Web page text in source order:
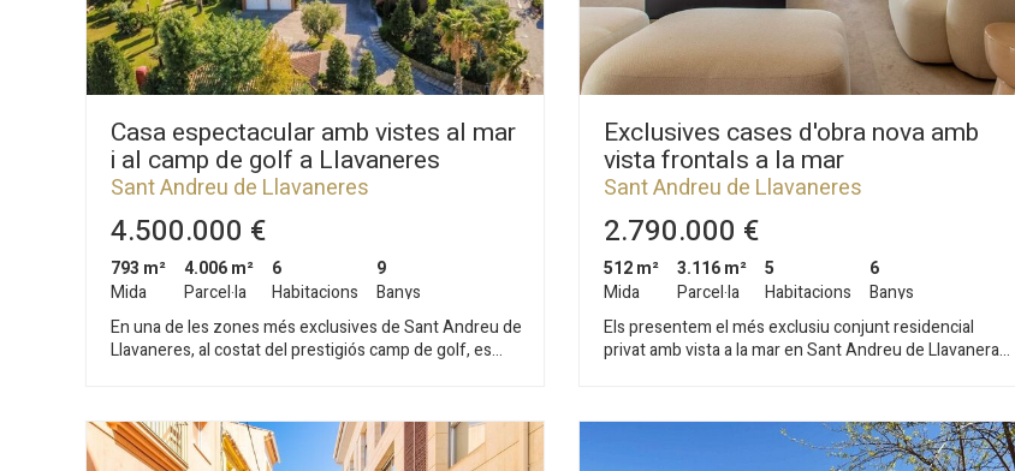
Casa espectacular amb vistes al mar
i al camp de golf a Llavaneres
Sant Andreu de Llavaneres
4.500.000 €
793 m²
Mida
4.006 m²
Parcel·la
6
Habitacions
9
Banys
En una de les zones més exclusives de Sant Andreu de
Llavaneres, al costat del prestigiós camp de golf, es
privacitat absoluta. Amb gairebé 800 m² de superfície,
la residència ofereix espai, llum i una arquitectura
dissenyada per ser gaudida. L'entrada, a través d'un
Exclusives cases d'obra nova amb
vista frontals a la mar
Sant Andreu de Llavaneres
2.790.000 €
512 m²
Mida
3.116 m²
Parcel·la
5
Habitacions
6
Banys
Els presentem el més exclusiu conjunt residencial
privat amb vista a la mar en Sant Andreu de Llavaneras.
privat, amb impressionants i úniques vistes a la mar.
Situades a només cinc minuts de l'encantador poble de
Sant Andreu de Llavaneras, aquestes propietats són el